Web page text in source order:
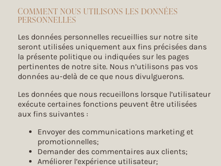
COMMENT NOUS UTILISONS LES DONNÉES
PERSONNELLES
Les données personnelles recueillies sur notre site
seront utilisées uniquement aux fins précisées dans
la présente politique ou indiquées sur les pages
pertinentes de notre site. Nous n’utilisons pas vos
données au-delà de ce que nous divulguerons.
Les données que nous recueillons lorsque l’utilisateur
exécute certaines fonctions peuvent être utilisées
aux fins suivantes :
Envoyer des communications marketing et
promotionnelles;
Demander des commentaires aux clients;
Améliorer l’expérience utilisateur;